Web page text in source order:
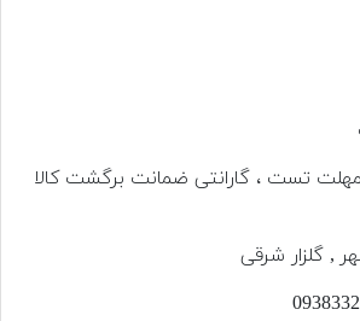
مهلت تست ، گارانتی ضمانت برگشت کالا